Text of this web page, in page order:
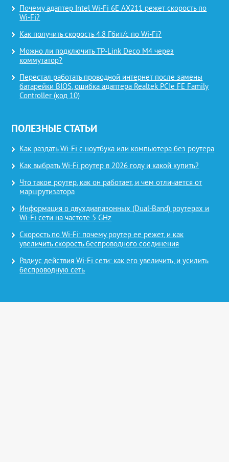
Почему адаптер Intel Wi-Fi 6E AX211 режет скорость по
Wi-Fi?
Как получить скорость 4.8 Гбит/с по Wi-Fi?
Можно ли подключить TP-Link Deco M4 через
коммутатор?
Перестал работать проводной интернет после замены
батарейки BIOS, ошибка адаптера Realtek PCIe FE Family
Controller (код 10)
ПОЛЕЗНЫЕ СТАТЬИ
Как раздать Wi-Fi с ноутбука или компьютера без роутера
Как выбрать Wi-Fi роутер в 2026 году и какой купить?
Что такое роутер, как он работает, и чем отличается от
маршрутизатора
Информация о двухдиапазонных (Dual-Band) роутерах и
Wi-Fi сети на частоте 5 GHz
Скорость по Wi-Fi: почему роутер ее режет, и как
увеличить скорость беспроводного соединения
Радиус действия Wi-Fi сети: как его увеличить, и усилить
беспроводную сеть